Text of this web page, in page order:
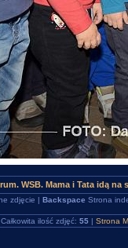
WSB. Mama i Tata idą
zdjęcie | Backspace Strona
Całkowita ilość zdjęć: 55 | Strona